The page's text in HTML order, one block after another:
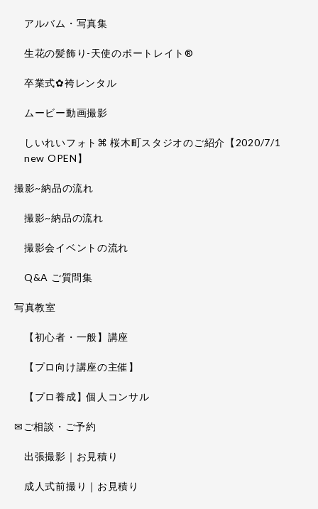
アルバム・写真集
生花の髪飾り-天使のポートレイト®
卒業式✿袴レンタル
ムービー動画撮影
しいれいフォト⌘ 桜木町スタジオのご紹介【2020/7/1
new OPEN】
撮影~納品の流れ
撮影~納品の流れ
撮影会イベントの流れ
Q&A ご質問集
写真教室
【初心者・一般】講座
【プロ向け講座の主催】
【プロ養成】個人コンサル
✉ご相談・ご予約
出張撮影｜お見積り
成人式前撮り｜お見積り